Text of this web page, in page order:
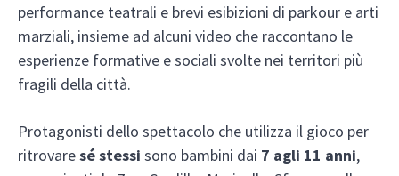
performance teatrali e brevi esibizioni di parkour e arti
marziali, insieme ad alcuni video che raccontano le
esperienze formative e sociali svolte nei territori più
fragili della città.
Protagonisti dello spettacolo che utilizza il gioco per
ritrovaresé stessi sono bambini dai 7 agli 11 anni,